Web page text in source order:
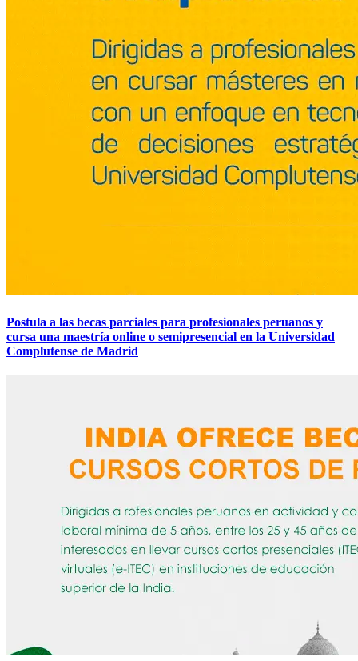
Postula a las becas parciales para profesionales peruanos y
cursa una maestría online o semipresencial en la Universidad
Complutense de Madrid